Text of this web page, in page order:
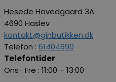
Hesede Hovedgaard 3A
4690 Haslev
kontakt@ginbutikken.dk
Telefon : 61404690
Telefontider
Ons- Fre : 11:00 – 13:00